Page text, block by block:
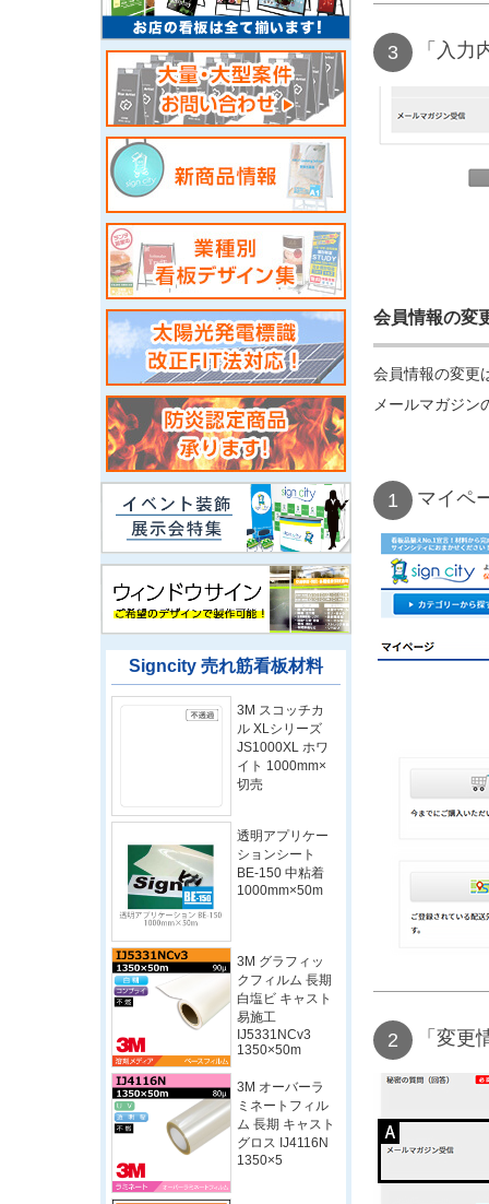
「入
会員情報の変
会員情報の変更
メールマガジン
マイペ
「変
Signcity 売れ筋看板材料
3M スコッチカ
ル XLシリーズ
JS1000XL ホワ
イト 1000mm×
切売
透明アプリケー
ションシート
BE-150 中粘着
1000mm×50m
3M グラフィッ
クフィルム 長期
白塩ビ キャスト
易施工
IJ5331NCv3
1350×50m
3M オーバーラ
ミネートフィル
ム 長期 キャスト
グロス IJ4116N
1350×5